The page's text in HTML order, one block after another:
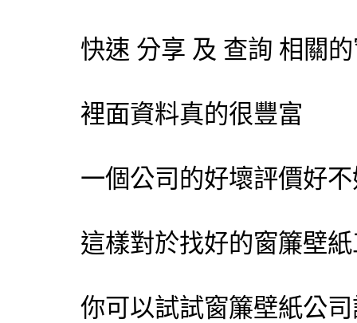
快速 分享 及 查詢 相關
裡面資料真的很豐富
一個公司的好壞評價好
這樣對於找好的窗簾壁
你可以試試窗簾壁紙公